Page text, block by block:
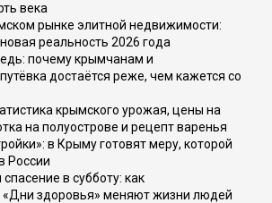
века
рынке элитной недвижимости:
реальность 2026 года
почему крымчанам и
достаётся реже, чем кажется со
крымского урожая, цены на
на полуострове и рецепт варенья
в Крыму готовят меру, которой
России
в субботу: как
«Дни здоровья» меняют жизни людей